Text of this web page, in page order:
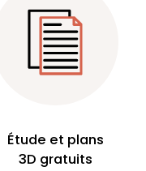
Étude et plans
3D gratuits